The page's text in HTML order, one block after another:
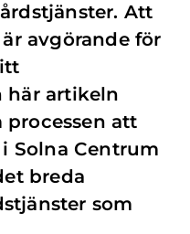
Att
avgörande för
här artikeln
att
Solna Centrum
breda
som